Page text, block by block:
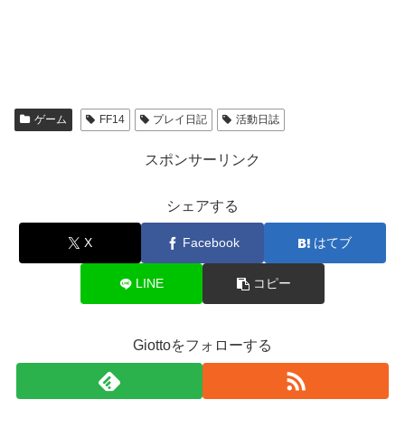
ゲーム FF14 プレイ日記 活動日誌
スポンサーリンク
シェアする
X Facebook はてブ
LINE コピー
Giottoをフォローする